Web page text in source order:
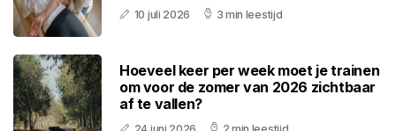
10 juli 2026 3 min leestijd
Hoeveel keer per week moet je trainen
om voor de zomer van 2026 zichtbaar
af te vallen?